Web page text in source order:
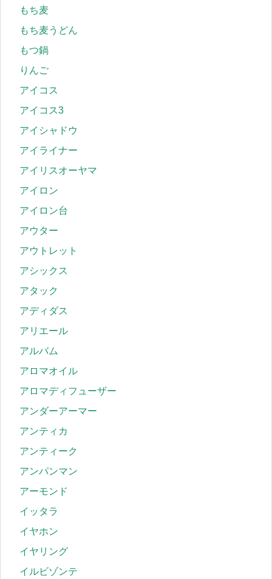
もち麦
もち麦うどん
もつ鍋
りんご
アイコス
アイコス3
アイシャドウ
アイライナー
アイリスオーヤマ
アイロン
アイロン台
アウター
アウトレット
アシックス
アタック
アディダス
アリエール
アルバム
アロマオイル
アロマディフューザー
アンダーアーマー
アンティカ
アンティーク
アンパンマン
アーモンド
イッタラ
イヤホン
イヤリング
イルビゾンテ